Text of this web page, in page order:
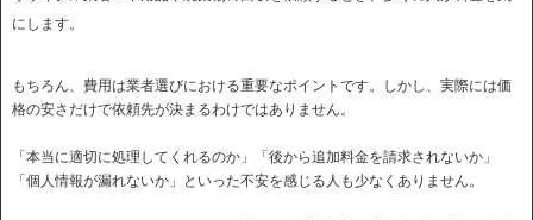
にします。
もちろん、費用は業者選びにおける重要なポイントです。しかし、実際には価
格の安さだけで依頼先が決まるわけではありません。
「本当に適切に処理してくれるのか」「後から追加料金を請求されないか」
「個人情報が漏れないか」といった不安を感じる人も少なくありません。